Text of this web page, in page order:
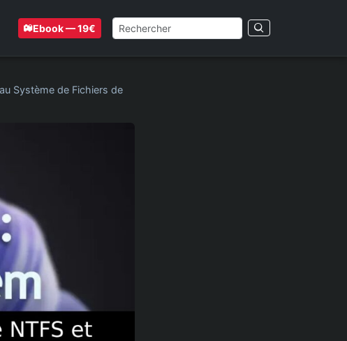
Ebook — 19€
Système de Fichiers de